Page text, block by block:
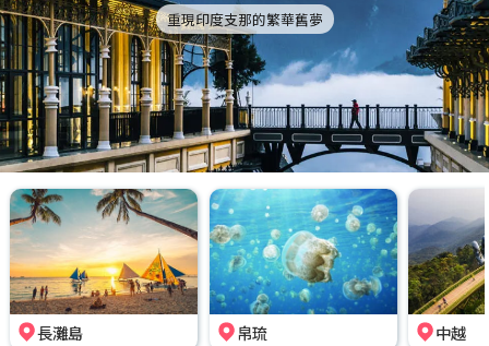
重現印度支那的繁華舊夢
長灘島 帛琉 中越